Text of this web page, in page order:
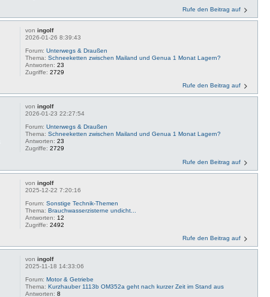
Rufe den Beitrag auf
voningolf
2026-01-26 8:39:43
Forum:Unterwegs & Draußen
Thema:Schneeketten zwischen Mailand und Genua 1 Monat Lagern?
Antworten:23
Zugriffe:2729
Rufe den Beitrag auf
voningolf
2026-01-23 22:27:54
Forum:Unterwegs & Draußen
Thema:Schneeketten zwischen Mailand und Genua 1 Monat Lagern?
Antworten:23
Zugriffe:2729
Rufe den Beitrag auf
voningolf
2025-12-22 7:20:16
Forum:Sonstige Technik-Themen
Thema:Brauchwasserzisterne undicht...
Antworten: 12
Zugriffe:2492
Rufe den Beitrag auf
voningolf
2025-11-18 14:33:06
Forum:Motor & Getriebe
Thema:Kurzhauber 1113b OM352a geht nach kurzer Zeit im Stand aus
Antworten:8